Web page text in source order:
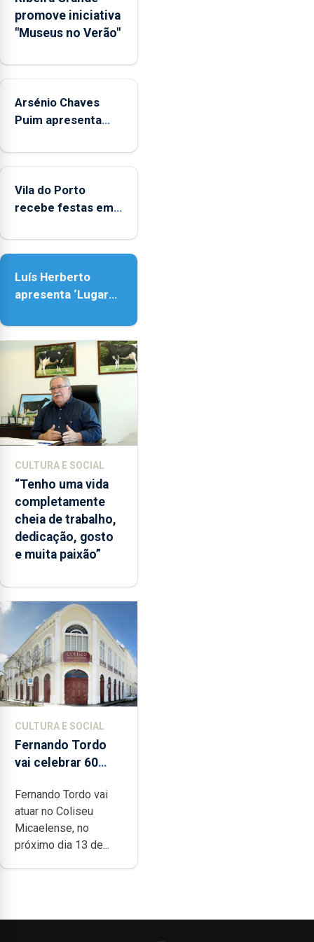
Municipal
de
aos
durante
o
de
entre
as
e
as
18h00.
promove iniciativa
"Museus no Verão"
Arsénio Chaves
Puim apresenta
de Vila do Porto
Vila do Porto
recebe festas em
Senhora da
Luís Herberto
apresenta ‘Lugares
CULTURA E SOCIAL
“Tenho uma vida
completamente
cheia de trabalho,
dedicação, gosto
e muita paixão”
CULTURA E SOCIAL
Fernando Tordo
vai celebrar 60
no Coliseu
Micaelense
Fernando Tordo vai
atuar no Coliseu
Micaelense, no
próximo dia 13 de...